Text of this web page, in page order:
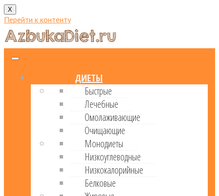
X
Перейти к контенту
ДИЕТЫ
Быстрые
Лечебные
Омолаживающие
Очищающие
Монодиеты
Низкоуглеводные
Низкокалорийные
Белковые